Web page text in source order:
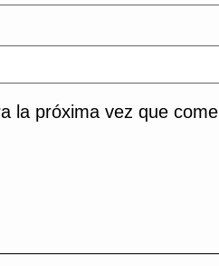
la próxima vez que